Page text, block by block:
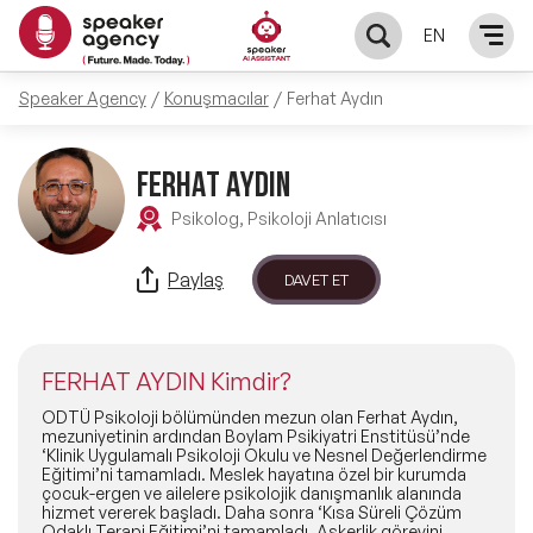
EN
KONUŞMACILAR
Yerel Konuşmacılar
Global Konuşmacılar
Exclusive Konuşmacılar
Tüm Konuşmacılar
KONULAR
Öne Çıkan Konular
Ünlü Konuşmacılar
İlham Veren Konuşmacılar
İlham Veren Kadın Konuşmacılar
ÇÖZÜMLER
Master Class Workshop
Akış Sunumu & Moderasyon
HAKKIMIZDA
Biz Kimiz?
BLOG
Speaker Agency Konuşmacılar Ferhat Aydın
FERHAT AYDIN
Psikolog, Psikoloji Anlatıcısı
Paylaş DAVET ET
FERHAT AYDIN Kimdir?
ODTÜ Psikoloji bölümünden mezun olan Ferhat Aydın,
mezuniyetinin ardından Boylam Psikiyatri Enstitüsü’nde
‘Klinik Uygulamalı Psikoloji Okulu ve Nesnel Değerlendirme
Eğitimi’ni tamamladı. Meslek hayatına özel bir kurumda
çocuk-ergen ve ailelere psikolojik danışmanlık alanında
hizmet vererek başladı. Daha sonra ‘Kısa Süreli Çözüm